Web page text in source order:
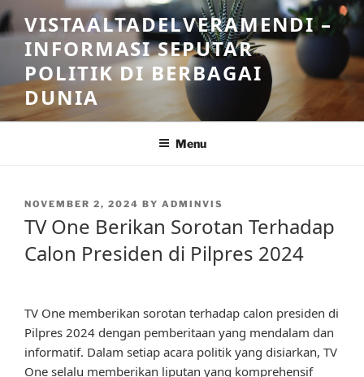
Skip
to
content
VISTAALTADELVERAMENDI –
INFORMASI SEPUTAR
POLITIK DI BERBAGAI
DUNIA
Menu
POSTED
NOVEMBER 2, 2024 BY ADMINVIS
TV One Berikan Sorotan Terhadap
Calon Presiden di Pilpres 2024
TV One memberikan sorotan terhadap calon presiden di
Pilpres 2024 dengan pemberitaan yang mendalam dan
informatif. Dalam setiap acara politik yang disiarkan, TV
One selalu memberikan liputan yang komprehensif